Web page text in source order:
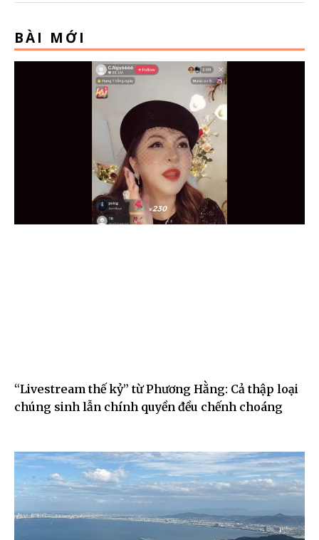
BÀI MỚI
“Livestream thế kỷ” từ Phương Hằng: Cả thập loại
chúng sinh lẫn chính quyền đều chếnh choáng